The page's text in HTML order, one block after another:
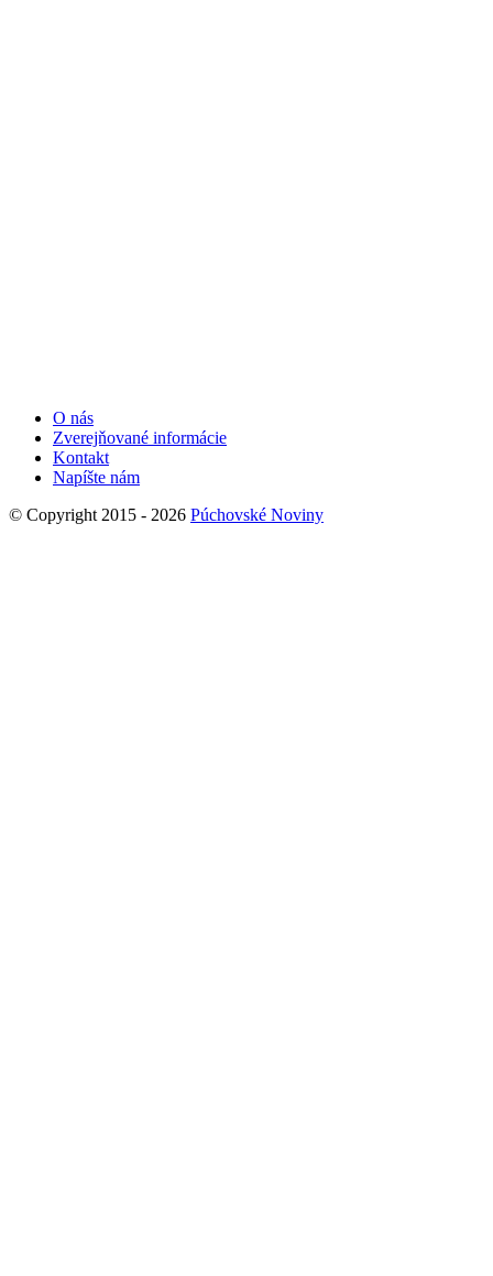
O nás
Zverejňované informácie
Kontakt
Napíšte nám
© Copyright 2015 - 2026 Púchovské Noviny